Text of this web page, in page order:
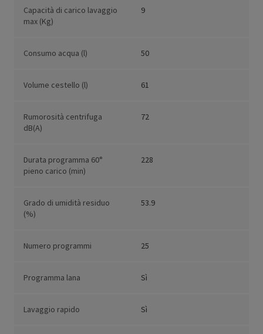
Capacità di carico lavaggio
max (Kg)
9
Consumo acqua (l) 50
Volume cestello (l) 61
Rumorosità centrifuga
dB(A)
72
Durata programma 60°
pieno carico (min)
228
Grado di umidità residuo
(%)
53.9
Numero programmi 25
Programma lana Sì
Lavaggio rapido Sì